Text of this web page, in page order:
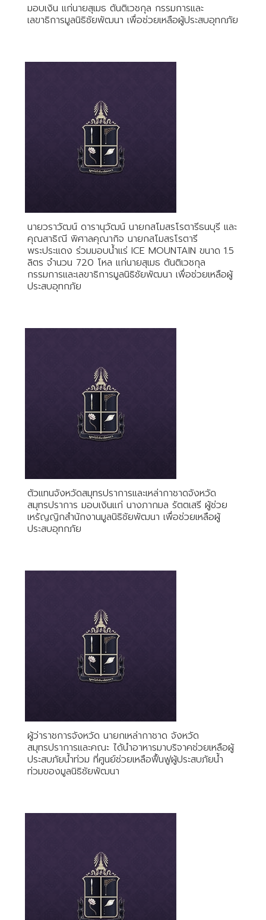
มอบเงิน แก่นายสุเมธ ตันติเวชกุล กรรมการและ
เลขาธิการมูลนิธิชัยพัฒนา เพื่อช่วยเหลือผู้ประสบอุทกภัย
นายวราวัฒน์ ดารานุวัฒน์ นายกสโมสรโรตารีธนบุรี และ
คุณสาธิณี พิศาลคุณากิจ นายกสโมสรโรตารี
พระประแดง ร่วมมอบน้ำแร่ ICE MOUNTAIN ขนาด 1.5
ลิตร จำนวน 720 โหล แก่นายสุเมธ ตันติเวชกุล
กรรมการและเลขาธิการมูลนิธิชัยพัฒนา เพื่อช่วยเหลือผู้
ประสบอุทกภัย
ตัวแทนจังหวัดสมุทรปราการและเหล่ากาชาดจังหวัด
สมุทรปราการ มอบเงินแก่ นางภากมล รัตตเสรี ผู้ช่วย
เหรัญญิกสำนักงานมูลนิธิชัยพัฒนา เพื่อช่วยเหลือผู้
ประสบอุทกภัย
ผู้ว่าราชการจังหวัด นายกเหล่ากาชาด จังหวัด
สมุทรปราการและคณะ ได้นำอาหารมาบริจาคช่วยเหลือผู้
ประสบภัยน้ำท่วม ที่ศูนย์ช่วยเหลือฟื้นฟูผู้ประสบภัยน้ำ
ท่วมของมูลนิธิชัยพัฒนา